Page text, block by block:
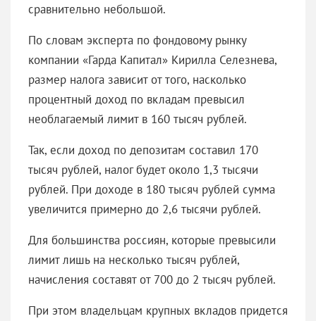
сравнительно небольшой.
По словам эксперта по фондовому рынку
компании «Гарда Капитал» Кирилла Селезнева,
размер налога зависит от того, насколько
процентный доход по вкладам превысил
необлагаемый лимит в 160 тысяч рублей.
Так, если доход по депозитам составил 170
тысяч рублей, налог будет около 1,3 тысячи
рублей. При доходе в 180 тысяч рублей сумма
увеличится примерно до 2,6 тысячи рублей.
Для большинства россиян, которые превысили
лимит лишь на несколько тысяч рублей,
начисления составят от 700 до 2 тысяч рублей.
При этом владельцам крупных вкладов придется